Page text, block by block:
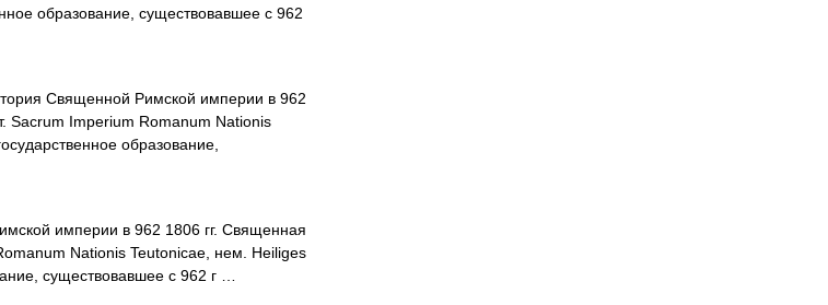
образование, существовавшее с 962
Священной Римской империи в 962
Sacrum Imperium Romanum Nationis
образование,
империи в 962 1806 гг. Священная
Nationis Teutonicae, нем. Heiliges
существовавшее с 962 г …